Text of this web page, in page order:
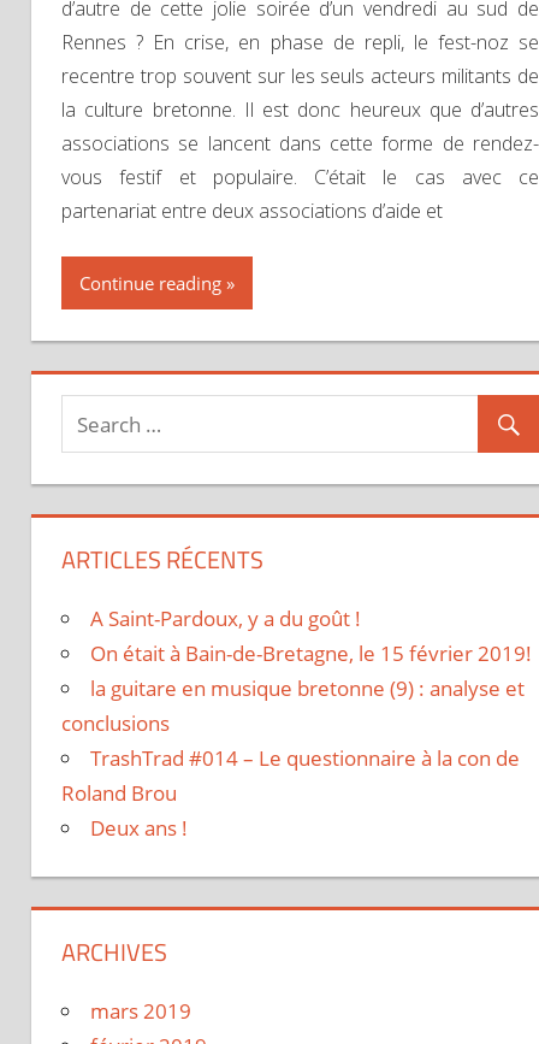
d’autre de cette jolie soirée d’un vendredi au sud de
Rennes ? En crise, en phase de repli, le fest-noz se
recentre trop souvent sur les seuls acteurs militants de
la culture bretonne. Il est donc heureux que d’autres
associations se lancent dans cette forme de rendez-
vous festif et populaire. C’était le cas avec ce
partenariat entre deux associations d’aide et
Continue reading
ARTICLES RÉCENTS
A Saint-Pardoux, y a du goût !
On était à Bain-de-Bretagne, le 15 février 2019!
la guitare en musique bretonne (9) : analyse et
conclusions
TrashTrad #014 – Le questionnaire à la con de
Roland Brou
Deux ans !
ARCHIVES
mars 2019